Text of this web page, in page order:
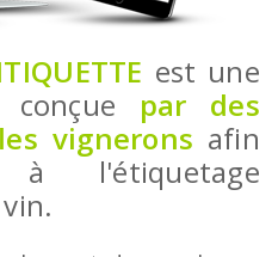
est une
par des
vignerons afin
l'étiquetage